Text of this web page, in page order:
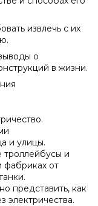
извлечь с их
о
в жизни.
и улицы.
троллейбусы и
фабриках от
представить, как
электричества.